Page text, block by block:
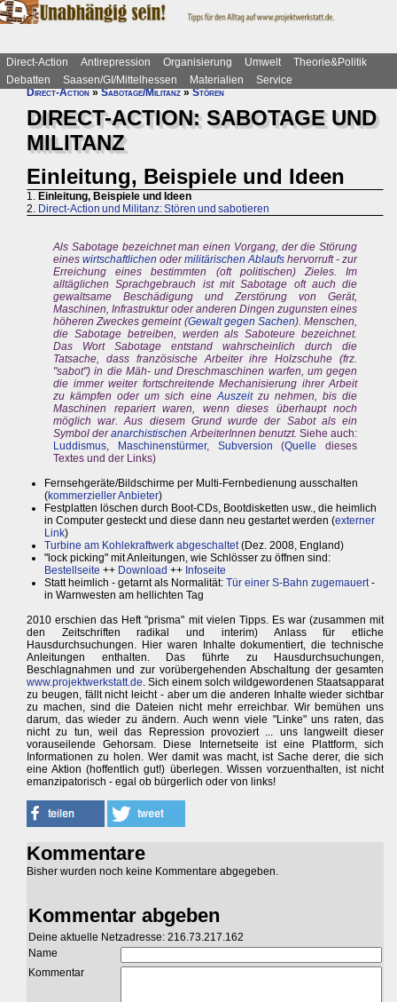
Direct-Action Antirepression Organisierung Umwelt
Theorie&Politik
Debatten
Saasen/GI/Mittelhessen Materialien
Service
Direct-Action»Sabotage/Militanz»Stören
DIRECT-ACTION: SABOTAGE UND
MILITANZ
Einleitung, Beispiele und Ideen
1. Einleitung, Beispiele und Ideen
2. Direct-Action und Militanz: Stören und sabotieren
Als Sabotage bezeichnet man einen Vorgang, der die Störung
eineswirtschaftlichen odermilitärischen Ablaufs hervorruft - zur
Erreichung eines bestimmten (oft politischen) Zieles. Im
alltäglichen Sprachgebrauch ist mit Sabotage oft auch die
gewaltsame Beschädigung und Zerstörung von Gerät,
Maschinen, Infrastruktur oder anderen Dingen zugunsten eines
höheren Zweckes gemeint (Gewalt gegen Sachen). Menschen,
die Sabotage betreiben, werden als Saboteure bezeichnet.
Das Wort Sabotage entstand wahrscheinlich durch die
Tatsache, dass französische Arbeiter ihre Holzschuhe (frz.
"sabot") in die Mäh- und Dreschmaschinen warfen, um gegen
die immer weiter fortschreitende Mechanisierung ihrer Arbeit
zu kämpfen oder um sich eineAuszeitzu nehmen, bis die
Maschinen repariert waren, wenn dieses überhaupt noch
möglich war. Aus diesem Grund wurde der Sabot als ein
Symbol deranarchistischen ArbeiterInnen benutzt. Siehe auch:
Luddismus, Maschinenstürmer, Subversion (Quelle dieses
Textes und der Links)
Fernsehgeräte/Bildschirme per Multi-Fernbedienung ausschalten
(kommerzieller Anbieter)
Festplatten löschen durch Boot-CDs, Bootdisketten usw., die heimlich
in Computer gesteckt und diese dann neu gestartet werden (externer
Link)
Turbine am Kohlekraftwerk abgeschaltet(Dez. 2008, England)
"lock picking" mit Anleitungen, wie Schlösser zu öffnen sind:
Bestellseite ++ Download ++ Infoseite
Statt heimlich - getarnt als Normalität: Tür einer S-Bahn zugemauert-
in Warnwesten am hellichten Tag
2010 erschien das Heft "prisma" mit vielen Tipps. Es war (zusammen mit
den Zeitschriften radikal und interim) Anlass für etliche
Hausdurchsuchungen. Hier waren Inhalte dokumentiert, die technische
Anleitungen enthalten. Das führte zu Hausdurchsuchungen,
Beschlagnahmen und zur vorübergehenden Abschaltung der gesamten
www.projektwerkstatt.de. Sich einem solch wildgewordenen Staatsapparat
zu beugen, fällt nicht leicht - aber um die anderen Inhalte wieder sichtbar
zu machen, sind die Dateien nicht mehr erreichbar. Wir bemühen uns
darum, das wieder zu ändern. Auch wenn viele "Linke" uns raten, das
nicht zu tun, weil das Repression provoziert ... uns langweilt dieser
vorauseilende Gehorsam. Diese Internetseite ist eine Plattform, sich
Informationen zu holen. Wer damit was macht, ist Sache derer, die sich
eine Aktion (hoffentlich gut!) überlegen. Wissen vorzuenthalten, ist nicht
emanzipatorisch - egal ob bürgerlich oder von links!
Kommentare
Bisher wurden noch keine Kommentare abgegeben.
Kommentar abgeben
Deine aktuelle Netzadresse: 216.73.217.162
Name
Kommentar